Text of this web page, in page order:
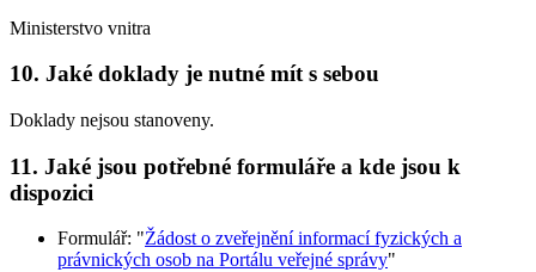
Ministerstvo vnitra
10. Jaké doklady je nutné mít s sebou
Doklady nejsou stanoveny.
11. Jaké jsou potřebné formuláře a kde jsou k
dispozici
Formulář: "Žádost o zveřejnění informací fyzických a
právnických osob na Portálu veřejné správy"